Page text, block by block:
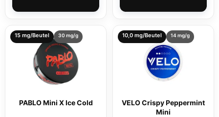
15 mg/Beutel 30 mg/g
PABLO Mini X Ice Cold
10,0 mg/Beutel 14 mg/g
VELO Crispy Peppermint
Mini